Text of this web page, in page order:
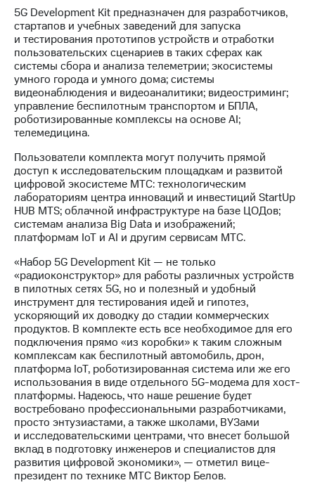
и акционерам
Корпоративное
управление
Корпоративный
секретарь
Раскрытие
информации
Информация
акционерам
Документы
ПАО
"МТС"
Собрания
акционеров
Личный
кабинет
акционера
Акционерный
капитал
Контроль
и
аудит
Рынок
акций
Описание
Программа
приобретения
Порядок
выкупа
акций
Дивиденды
Рынок
облигаций
5G Development Kit предназначен для разработчиков,
стартапов и учебных заведений для запуска
и тестирования прототипов устройств и отработки
пользовательских сценариев в таких сферах как
системы сбора и анализа телеметрии; экосистемы
умного города и умного дома; системы
видеонаблюдения и видеоаналитики; видеостриминг;
управление беспилотным транспортом и БПЛА,
роботизированные комплексы на основе AI;
телемедицина.
Пользователи комплекта могут получить прямой
доступ к исследовательским площадкам и развитой
цифровой экосистеме МТС: технологическим
лабораториям центра инноваций и инвестиций StartUp
HUB MTS; облачной инфраструктуре на базе ЦОДов;
системам анализа Big Data и изображений;
платформам IoT и AI и другим сервисам МТС.
«Набор 5G Development Kit — не только
«радиоконструктор» для работы различных устройств
в пилотных сетях 5G, но и полезный и удобный
инструмент для тестирования идей и гипотез,
ускоряющий их доводку до стадии коммерческих
продуктов. В комплекте есть все необходимое для его
подключения прямо «из коробки» к таким сложным
комплексам как беспилотный автомобиль, дрон,
платформа IoT, роботизированная система или же его
использования в виде отдельного 5G-модема для хост-
платформы. Надеюсь, что наше решение будет
востребовано профессиональными разработчиками,
просто энтузиастами, а также школами, ВУЗами
и исследовательскими центрами, что внесет большой
вклад в подготовку инженеров и специалистов для
развития цифровой экономики», — отметил вице-
президент по технике МТС Виктор Белов.